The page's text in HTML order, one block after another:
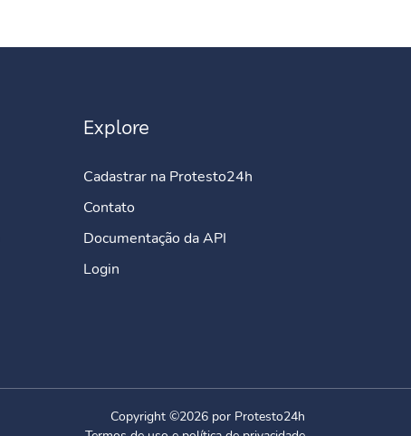
Explore
Cadastrar na Protesto24h
Contato
Documentação da API
Login
Copyright ©2026 por Protesto24h